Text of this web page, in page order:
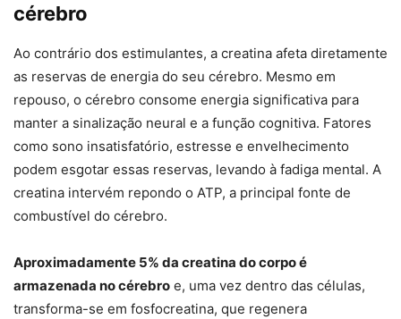
cérebro
Ao contrário dos estimulantes, a creatina afeta diretamente
as reservas de energia do seu cérebro. Mesmo em
repouso, o cérebro consome energia significativa para
manter a sinalização neural e a função cognitiva. Fatores
como sono insatisfatório, estresse e envelhecimento
podem esgotar essas reservas, levando à fadiga mental. A
creatina intervém repondo o ATP, a principal fonte de
combustível do cérebro.
Aproximadamente 5% da creatina do corpo é
armazenada no cérebro e, uma vez dentro das células,
transforma-se em fosfocreatina, que regenera